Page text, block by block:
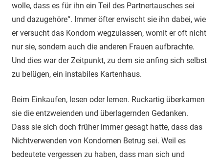
wolle, dass es für ihn ein Teil des Partnertausches sei
und dazugehöre“. Immer öfter erwischt sie ihn dabei, wie
er versucht das Kondom wegzulassen, womit er oft nicht
nur sie, sondern auch die anderen Frauen aufbrachte.
Und dies war der Zeitpunkt, zu dem sie anfing sich selbst
zu belügen, ein instabiles Kartenhaus.
Beim Einkaufen, lesen oder lernen. Ruckartig überkamen
sie die entzweienden und überlagernden Gedanken.
Dass sie sich doch früher immer gesagt hatte, dass das
Nichtverwenden von Kondomen Betrug sei. Weil es
bedeutete vergessen zu haben, dass man sich und